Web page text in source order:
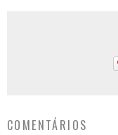
COMENTÁRIOS